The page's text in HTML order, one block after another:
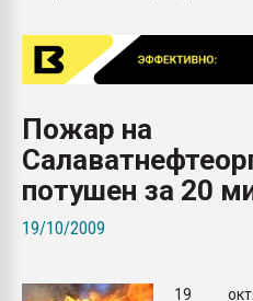
Пожар на
потушен за 20
19/10/2009
19